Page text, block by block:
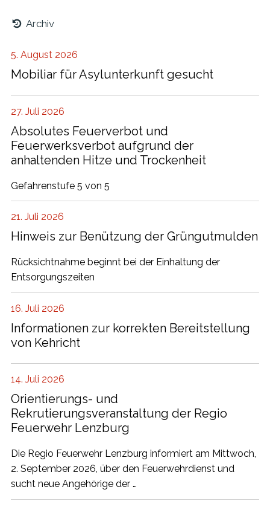
Archiv
Mobiliar für Asylunterkunft gesucht
5. August 2026
Absolutes Feuerverbot und
Feuerwerksverbot aufgrund der
anhaltenden Hitze und Trockenheit
27. Juli 2026
Gefahrenstufe 5 von 5
Hinweis zur Benützung der Grüngutmulden
21. Juli 2026
Rücksichtnahme beginnt bei der Einhaltung der
Entsorgungszeiten
Informationen zur korrekten Bereitstellung
von Kehricht
16. Juli 2026
Orientierungs- und
Rekrutierungsveranstaltung der Regio
Feuerwehr Lenzburg
14. Juli 2026
Die Regio Feuerwehr Lenzburg informiert am Mittwoch,
2. September 2026, über den Feuerwehrdienst und
sucht neue Angehörige der …